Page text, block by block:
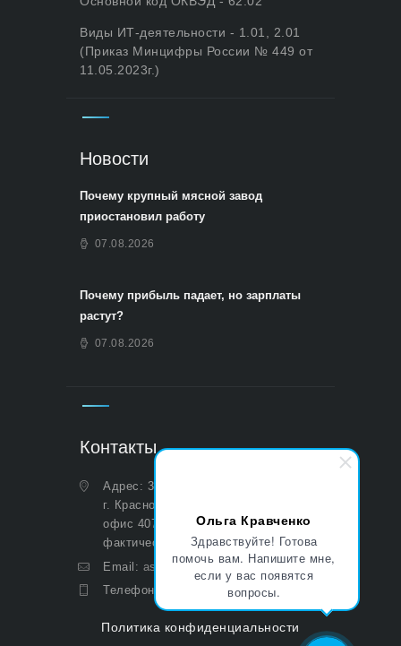
Ольга Кравченко
Здравствуйте! Готова
помочь вам. Напишите мне,
если у вас появятся
вопросы.
Виды ИТ-деятельности - 1.01, 2.01
(Приказ Минцифры России № 449 от
11.05.2023г.)
Новости
Почему крупный мясной завод
приостановил работу
07.08.2026
Почему прибыль падает, но зарплаты
растут?
07.08.2026
Контакты
Адрес: 350051, Краснодарский край,
г. Краснодар, ул. Дальняя, д. 27,
офис 407 (Юридический и
фактический)
Email: asp@aoasp.ru
Телефон:
+7 (499) 380-83-05
Политика конфиденциальности